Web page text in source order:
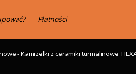
Płatności
- Kamizelki z ceramiki turmalinowej